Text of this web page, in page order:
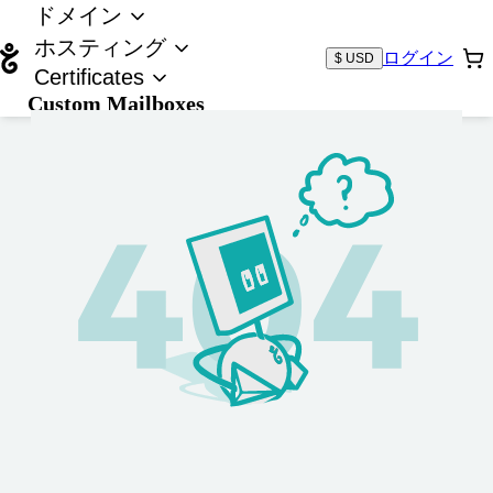
ドメイン
ホスティング
Certificates
Custom Mailboxes
$ USD ログイン